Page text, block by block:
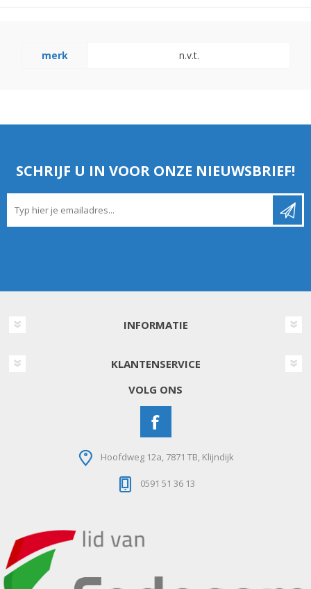
merk n.v.t.
SCHRIJF U IN VOOR ONZE NIEUWSBRIEF!
INFORMATIE
KLANTENSERVICE
VOLG ONS
Hoofdweg 12a, 7871 TB, Klijndijk
0591 51 36 13